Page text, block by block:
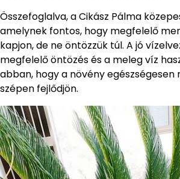
Összefoglalva, a Cikász Pálma
amelynek fontos, hogy megfelelő
kapjon, de ne öntözzük túl. A jó
megfelelő öntözés és a meleg víz
abban, hogy a növény egészségesen
szépen fejlődjön.